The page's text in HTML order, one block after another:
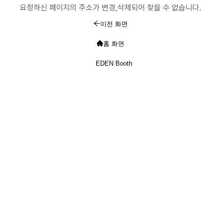
요청하신 페이지의 주소가 변경,삭제되어 찾을 수 없습니다.
이전 화면
홈 화면
EDEN Booth